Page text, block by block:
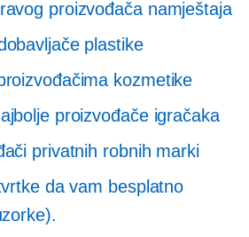
proizvođača namještaja
plastike
kozmetike
proizvođače igračaka
privatnih robnih marki
da vam besplatno